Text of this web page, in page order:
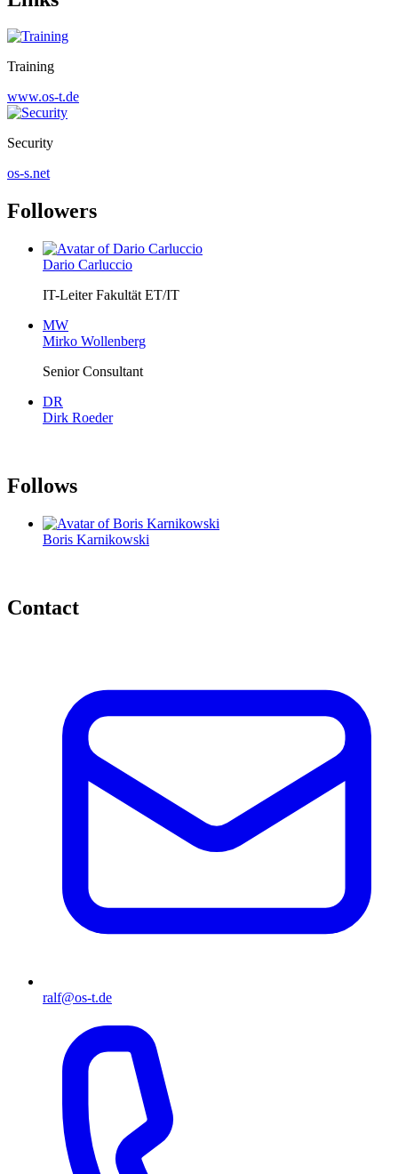
Training
www.os-t.de
Security
os-s.net
Followers
Dario Carluccio
IT-Leiter Fakultät ET/IT
MW
Mirko Wollenberg
Senior Consultant
DR
Dirk Roeder
Follows
Boris Karnikowski
Contact
ralf@os-t.de